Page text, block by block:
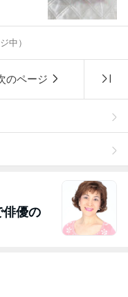
中）
のページ
俳優の